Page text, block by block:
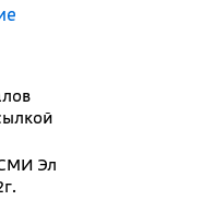
Эл